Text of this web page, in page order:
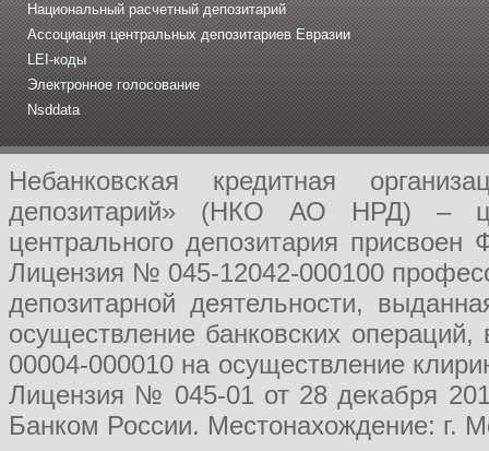
Национальный расчетный депозитарий
Ассоциация центральных депозитариев Евразии
LEI-коды
Электронное голосование
Nsddata
Небанковская кредитная
депозитарий» (НКО АО НРД) –
центрального депозитария
Лицензия № 045-12042-000100
депозитарной деятельности,
осуществление банковских
00004-000010 на осуществление
Лицензия № 045-01 от 28 декабря
Банком России. Местонахождение: г.